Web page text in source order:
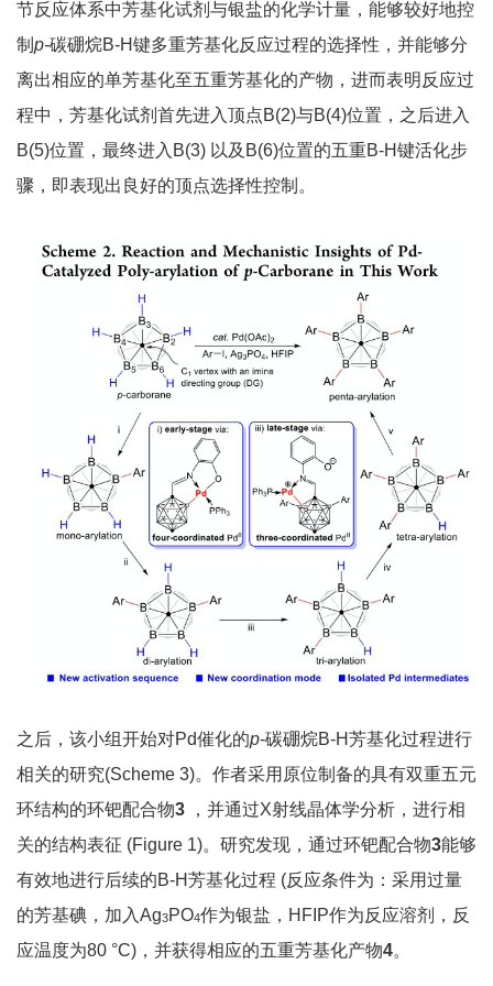
节反应体系中芳基化试剂与银盐的化学计量，能够较好地控
制 p-碳硼烷B-H键多重芳基化反应过程的选择性，并能够分
离出相应的单芳基化至五重芳基化的产物，进而表明反应过
程中，芳基化试剂首先进入顶点B(2)与B(4)位置，之后进入
B(5)位置，最终进入B(3) 以及B(6)位置的五重B-H键活化步
骤，即表现出良好的顶点选择性控制。
之后，该小组开始对Pd催化的p-碳硼烷B-H芳基化过程进行
相关的研究(Scheme 3)。作者采用原位制备的具有双重五元
环结构的环钯配合物3
，并通过X射线晶体学分析，进行相
关的结构表征 (Figure 1)。研究发现，通过环钯配合物3能够
有效地进行后续的B-H芳基化过程 (反应条件为：采用过量
的芳基碘，加入Ag3PO4作为银盐，HFIP作为反应溶剂，反
应温度为80 °C)，并获得相应的五重芳基化产物4。